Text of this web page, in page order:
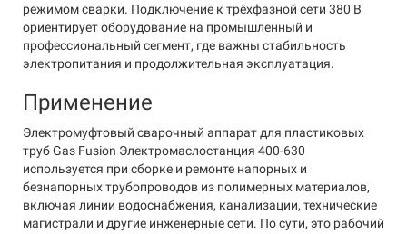
режимом сварки. Подключение к трёхфазной сети 380 В
ориентирует оборудование на промышленный и
профессиональный сегмент, где важны стабильность
электропитания и продолжительная эксплуатация.
Применение
Электромуфтовый сварочный аппарат для пластиковых
труб Gas Fusion Электромаслостанция 400-630
используется при сборке и ремонте напорных и
безнапорных трубопроводов из полимерных материалов,
включая линии водоснабжения, канализации, технические
магистрали и другие инженерные сети. По сути, это рабочий